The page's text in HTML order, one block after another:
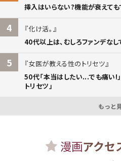
挿入はいらない?機能が衰えて
4
化け活。
40代以上は、むしろファンデな
5
女医が教える性のトリセツ
50代「本当はしたい...でも痛い!
トリセツ」
もっと
漫画アクセ